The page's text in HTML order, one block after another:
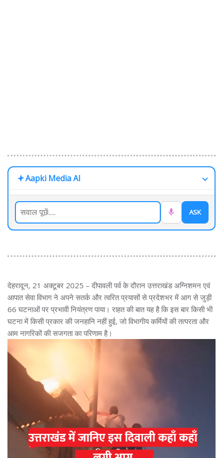
Aapki Media AI
ASK
देहरादून, 21 अक्टूबर 2025 – दीपावली पर्व के दौरान उत्तराखंड अग्निशमन एवं
आपात सेवा विभाग ने अपने सतर्क और त्वरित प्रयासों से प्रदेशभर में आग से जुड़ी
66 घटनाओं पर प्रभावी नियंत्रण पाया। राहत की बात यह है कि इस बार किसी भी
घटना में किसी प्रकार की जनहानि नहीं हुई, जो विभागीय कर्मियों की तत्परता और
आम नागरिकों की सजगता का परिणाम है।